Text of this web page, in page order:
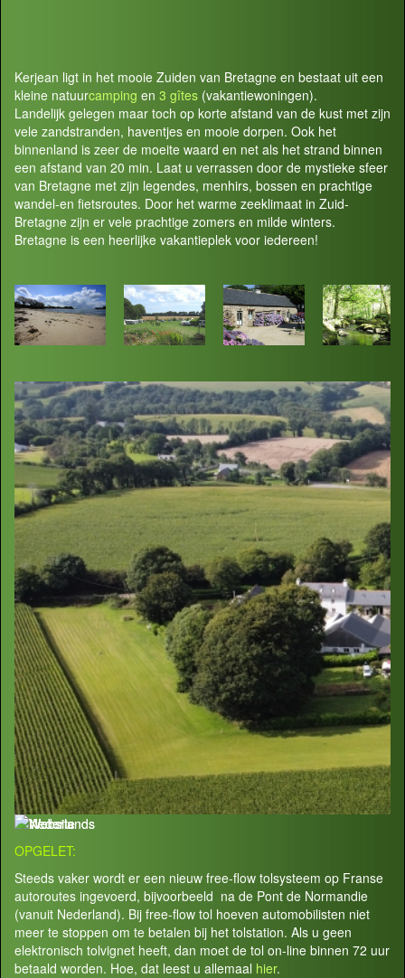
Kerjean ligt in het mooie Zuiden van Bretagne en bestaat uit een
kleine natuurcamping en 3 gîtes (vakantiewoningen).
Landelijk gelegen maar toch op korte afstand van de kust met zijn
vele zandstranden, haventjes en mooie dorpen. Ook het
binnenland is zeer de moeite waard en net als het strand binnen
een afstand van 20 min. Laat u verrassen door de mystieke sfeer
van Bretagne met zijn legendes, menhirs, bossen en prachtige
wandel-en fietsroutes. Door het warme zeeklimaat in Zuid-
Bretagne zijn er vele prachtige zomers en milde winters.
Bretagne is een heerlijke vakantieplek voor iedereen!
OPGELET:
Steeds vaker wordt er een nieuw free-flow tolsysteem op Franse
autoroutes ingevoerd, bijvoorbeeld na de Pont de Normandie
(vanuit Nederland). Bij free-flow tol hoeven automobilisten niet
meer te stoppen om te betalen bij het tolstation. Als u geen
elektronisch tolvignet heeft, dan moet de tol on-line binnen 72 uur
betaald worden. Hoe, dat leest u allemaal hier.